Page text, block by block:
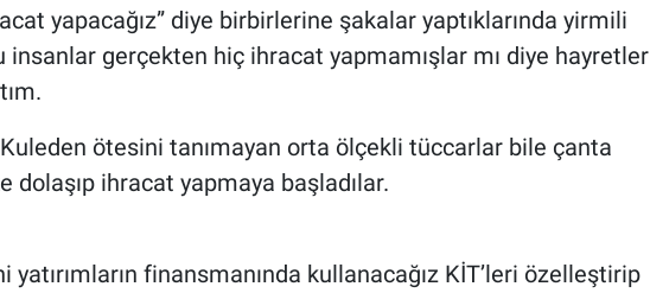
yapacağız” diye birbirlerine şakalar yaptıklarında yirmili
insanlar gerçekten hiç ihracat yapmamışlar mı diye hayretler
Kuleden ötesini tanımayan orta ölçekli tüccarlar bile çanta
dolaşıp ihracat yapmaya başladılar.
yatırımların finansmanında kullanacağız KİT’leri özelleştirip